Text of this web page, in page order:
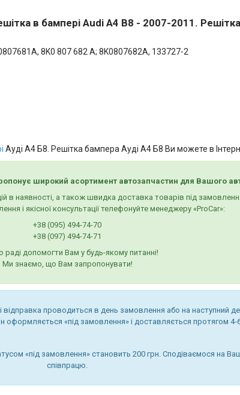
в бампері Audi A4 B8 - 2007-2011.
8K0 807 682 A; 8K0807682A, 133727-2
Ауді А4 Б8. Решітка бампера Ауді А4 Б8 Ви можете в
широкий асортимент автозапчастин для Вашого
в наявності, а також швидка доставка товарів під
і якісної консультації телефонуйте менеджеру «ProCar»:
+38 (095) 494-74-70
+38 (097) 494-74-71
раді допомогти Вам у будь-якому питанні!
Ми знаємо, що Вам запропонувати!
відправка проводиться в день замовлення або на наступний
оформляється «під замовлення» і доставляється протягом 4-
«під замовлення» становить 200 грн. Сподіваємося на
співпрацю.